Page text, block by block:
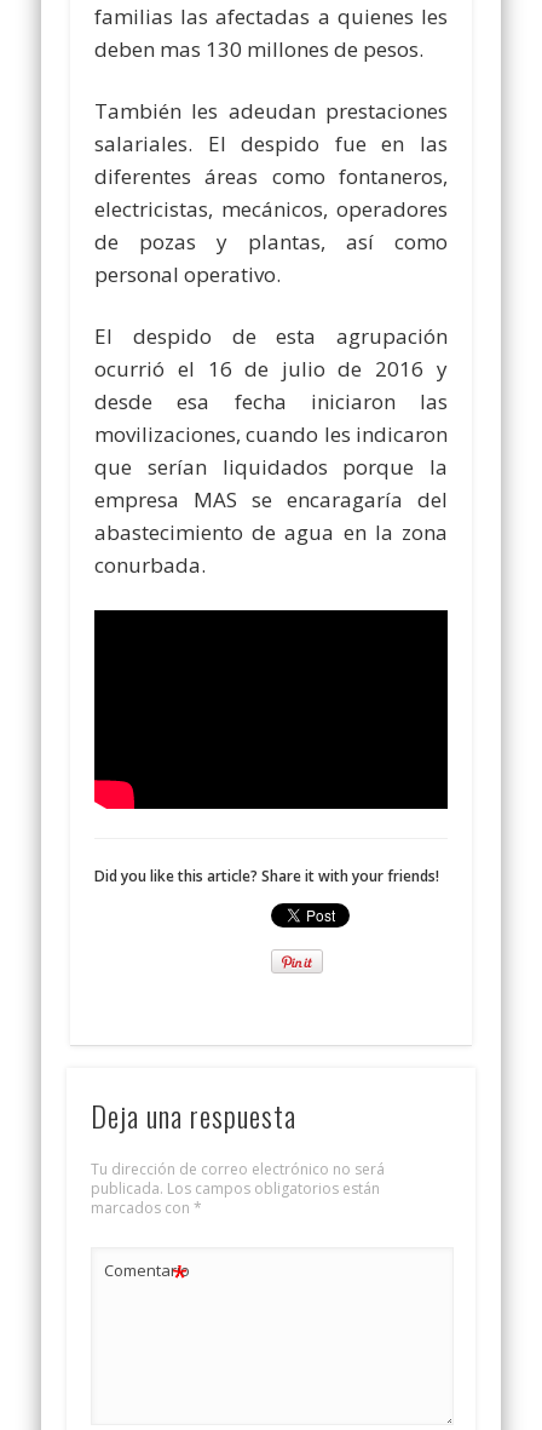
familias las afectadas a quienes les
deben mas 130 millones de pesos.
También les adeudan prestaciones
salariales. El despido fue en las
diferentes áreas como fontaneros,
electricistas, mecánicos, operadores
de pozas y plantas, así como
personal operativo.
El despido de esta agrupación
ocurrió el 16 de julio de 2016 y
desde esa fecha iniciaron las
movilizaciones, cuando les indicaron
que serían liquidados porque la
empresa MAS se encaragaría del
abastecimiento de agua en la zona
conurbada.
Did you like this article? Share it with your friends!
Deja una respuesta
Tu dirección de correo electrónico no será
publicada. Los campos obligatorios están
marcados con *
Comentario
*